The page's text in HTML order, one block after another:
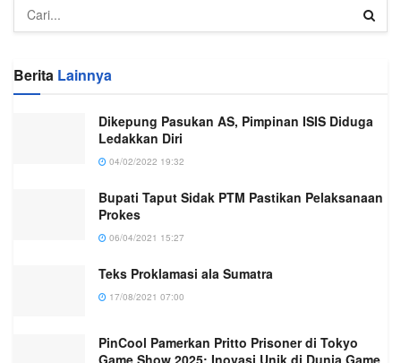
Berita Lainnya
Dikepung Pasukan AS, Pimpinan ISIS Diduga
Ledakkan Diri
04/02/2022 19:32
Bupati Taput Sidak PTM Pastikan Pelaksanaan
Prokes
06/04/2021 15:27
Teks Proklamasi ala Sumatra
17/08/2021 07:00
PinCool Pamerkan Pritto Prisoner di Tokyo
Game Show 2025: Inovasi Unik di Dunia Game